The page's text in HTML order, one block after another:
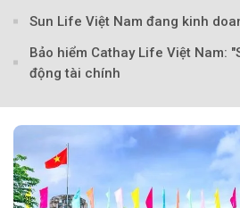
Sun Life Việt Nam đang kinh
Bảo hiểm Cathay Life Việt Nam:
động tài chính